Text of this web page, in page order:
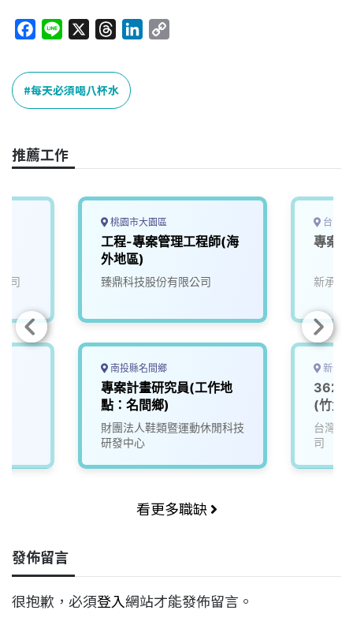
c
e
b
o
k
n
e
r
e
a
n
k
每天必須喝八杯水
推薦工作
司
桃園市大園區
工程-專案管理工程師(海
外地區)
臻鼎科技股份有限公司
南投縣名間鄉
專案計畫研究員(工作地
點：名間鄉)
財團法人鞋類暨運動休閒科技
研發中心
台中
專案
新承系
新竹
(竹北)
台灣矽
司
看更多職缺
發佈留言
很抱歉，必須登入網站才能發佈留言。